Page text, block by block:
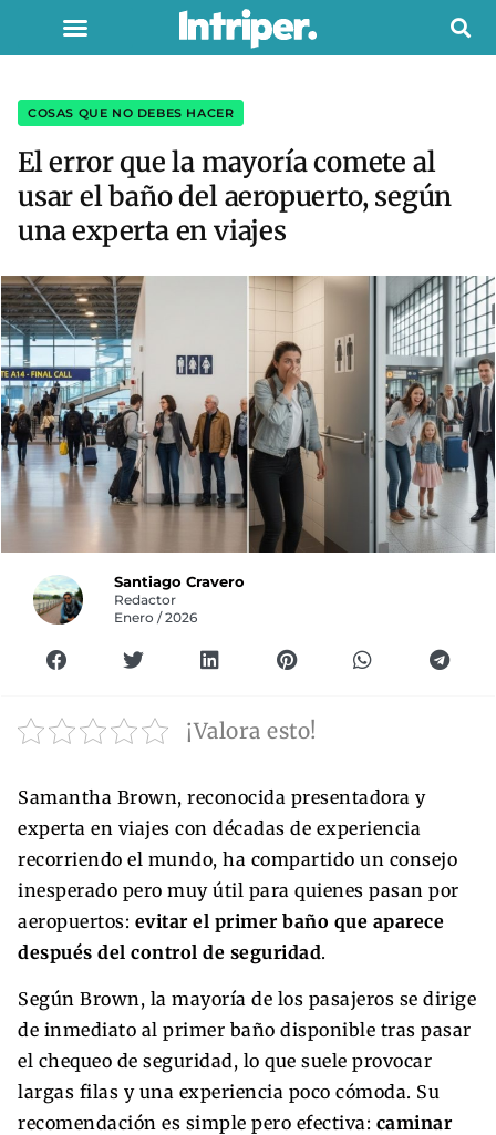
COSAS QUE NO DEBES HACER
El error que la mayoría comete al
usar el baño del aeropuerto, según
una experta en viajes
Santiago Cravero
Redactor
Enero / 2026
¡Valora esto!
Samantha Brown, reconocida presentadora y
experta en viajes con décadas de experiencia
recorriendo el mundo, ha compartido un consejo
inesperado pero muy útil para quienes pasan por
aeropuertos: evitar el primer baño que aparece
después del control de seguridad.
Según Brown, la mayoría de los pasajeros se dirige
de inmediato al primer baño disponible tras pasar
el chequeo de seguridad, lo que suele provocar
largas filas y una experiencia poco cómoda. Su
recomendación es simple pero efectiva: caminar